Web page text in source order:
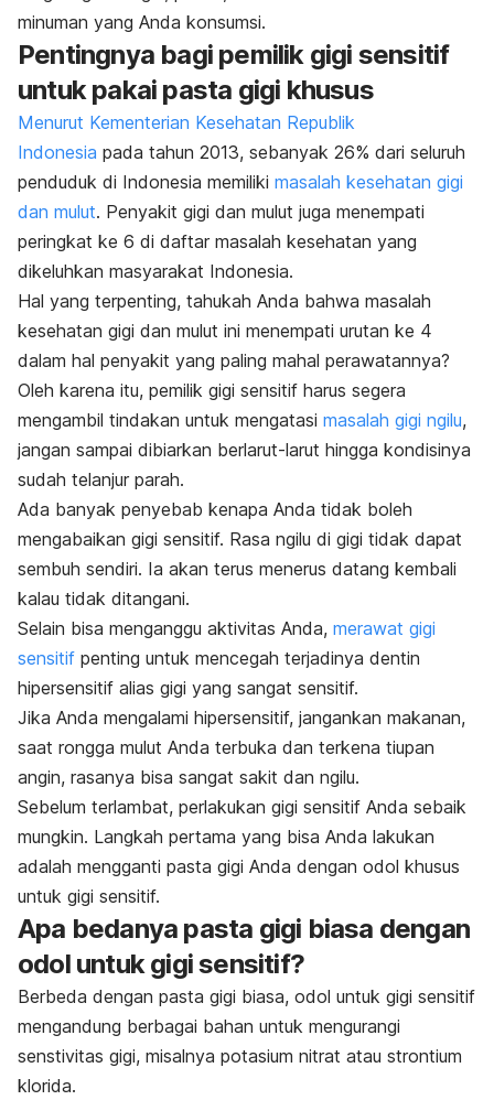
minuman yang Anda konsumsi.
Pentingnya bagi pemilik gigi sensitif
untuk pakai pasta gigi khusus
Menurut Kementerian Kesehatan Republik
Indonesia pada tahun 2013, sebanyak 26% dari seluruh
penduduk di Indonesia memiliki masalah kesehatan gigi
dan mulut. Penyakit gigi dan mulut juga menempati
peringkat ke 6 di daftar masalah kesehatan yang
dikeluhkan masyarakat Indonesia.
Hal yang terpenting, tahukah Anda bahwa masalah
kesehatan gigi dan mulut ini menempati urutan ke 4
dalam hal penyakit yang paling mahal perawatannya?
Oleh karena itu, pemilik gigi sensitif harus segera
mengambil tindakan untuk mengatasi masalah gigi ngilu,
jangan sampai dibiarkan berlarut-larut hingga kondisinya
sudah telanjur parah.
Ada banyak penyebab kenapa Anda tidak boleh
mengabaikan gigi sensitif. Rasa ngilu di gigi tidak dapat
sembuh sendiri. Ia akan terus menerus datang kembali
kalau tidak ditangani.
Selain bisa menganggu aktivitas Anda, merawat gigi
sensitif penting untuk mencegah terjadinya dentin
hipersensitif alias gigi yang sangat sensitif.
Jika Anda mengalami hipersensitif, jangankan makanan,
saat rongga mulut Anda terbuka dan terkena tiupan
angin, rasanya bisa sangat sakit dan ngilu.
Sebelum terlambat, perlakukan gigi sensitif Anda sebaik
mungkin. Langkah pertama yang bisa Anda lakukan
adalah mengganti pasta gigi Anda dengan odol khusus
untuk gigi sensitif.
Apa bedanya pasta gigi biasa dengan
odol untuk gigi sensitif?
Berbeda dengan pasta gigi biasa, odol untuk gigi sensitif
mengandung berbagai bahan untuk mengurangi
senstivitas gigi, misalnya potasium nitrat atau strontium
klorida.